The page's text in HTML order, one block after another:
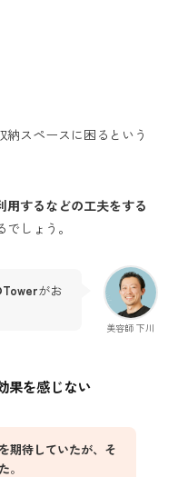
納スペースに困るという
用するなどの工夫をする
しょう。
美容師 下川
Towerがお
果を感じない
期待していたが、そ
。